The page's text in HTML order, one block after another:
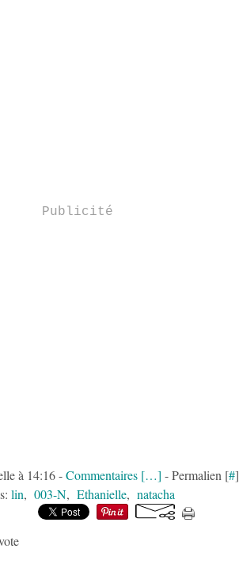
Publicité
à 14:16 -Commentaires […] - Permalien [#]
lin, 003-N, Ethanielle, natacha